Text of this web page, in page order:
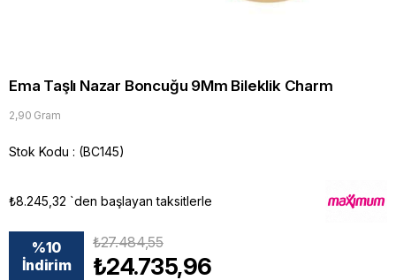
Ema Taşlı Nazar Boncuğu 9Mm Bileklik Charm
2,90 Gram
Stok Kodu (BC145)
₺8.245,32 `den başlayan taksitlerle
%10
İndirim
₺27.484,55
₺24.735,96